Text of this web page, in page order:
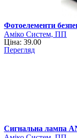
Фотоелементи
Аміко Систем, ПП
Ціна: 39.00
Перегляд
Сигнальна лампа